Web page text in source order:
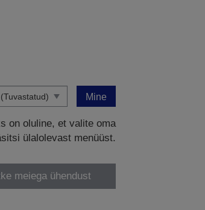
Mine
on oluline, et valite oma
ülalolevast menüüst.
meiega ühendust